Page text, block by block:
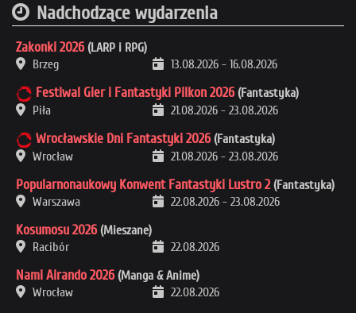
Nadchodzące wydarzenia
Zakonki 2026 (LARP i RPG)
Brzeg
13.08.2026 - 16.08.2026
Festiwal Gier i Fantastyki Pilkon 2026 (Fantastyka)
Piła
21.08.2026 - 23.08.2026
Wrocławskie Dni Fantastyki 2026 (Fantastyka)
Wrocław
21.08.2026 - 23.08.2026
Popularnonaukowy Konwent Fantastyki Lustro 2 (Fantastyka)
Warszawa
22.08.2026 - 23.08.2026
Kosumosu 2026 (Mieszane)
Racibór
22.08.2026
Nami Airando 2026 (Manga & Anime)
Wrocław
22.08.2026